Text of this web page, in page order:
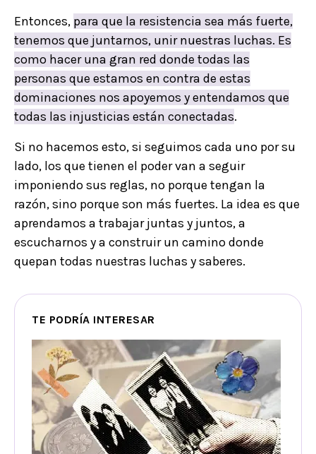
Entonces, para que la resistencia sea más fuerte,
tenemos que juntarnos, unir nuestras luchas. Es
como hacer una gran red donde todas las
personas que estamos en contra de estas
dominaciones nos apoyemos y entendamos que
todas las injusticias están conectadas.
Si no hacemos esto, si seguimos cada uno por su
lado, los que tienen el poder van a seguir
imponiendo sus reglas, no porque tengan la
razón, sino porque son más fuertes. La idea es que
aprendamos a trabajar juntas y juntos, a
escucharnos y a construir un camino donde
quepan todas nuestras luchas y saberes.
TE PODRÍA INTERESAR